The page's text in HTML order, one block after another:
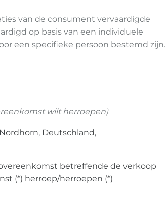
van de consument vervaardigde
op basis van een individuele
een specifieke persoon bestemd zijn.
wilt herroepen)
Deutschland,
betreffende de verkoop
(*) herroep/herroepen (*)